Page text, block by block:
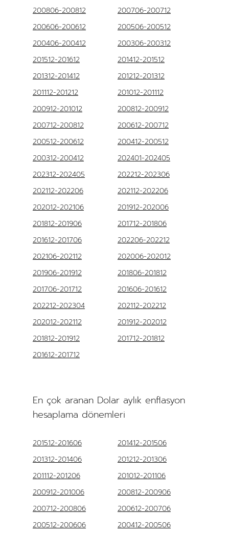
200806-200812
200706-200712
200606-200612
200506-200512
200406-200412
200306-200312
201512-201612
201412-201512
201312-201412
201212-201312
201112-201212
201012-201112
200912-201012
200812-200912
200712-200812
200612-200712
200512-200612
200412-200512
200312-200412
202401-202405
202312-202405
202212-202306
202112-202206
202112-202206
202012-202106
201912-202006
201812-201906
201712-201806
201612-201706
202206-202212
202106-202112
202006-202012
201906-201912
201806-201812
201706-201712
201606-201612
202212-202304
202112-202212
202012-202112
201912-202012
201812-201912
201712-201812
201612-201712
En çok aranan Dolar aylık enflasyon
hesaplama dönemleri
201512-201606
201412-201506
201312-201406
201212-201306
201112-201206
201012-201106
200912-201006
200812-200906
200712-200806
200612-200706
200512-200606
200412-200506